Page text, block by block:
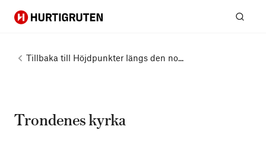
Hurtigruten
Tillbaka till Höjdpunkter längs den no...
Trondenes kyrka